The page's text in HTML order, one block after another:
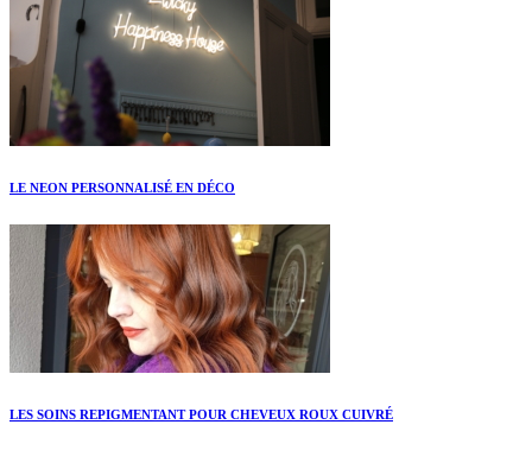
LE NEON PERSONNALISÉ EN DÉCO
LES SOINS REPIGMENTANT POUR CHEVEUX ROUX CUIVRÉ